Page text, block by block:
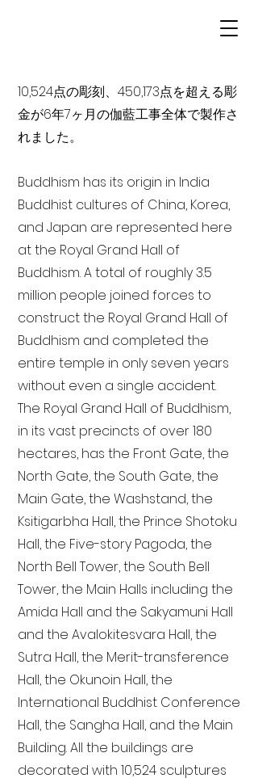
10,524点の彫刻、450,173点を超える彫
金が6年7ヶ月の伽藍工事全体で製作さ
れました。
Buddhism has its origin in India
Buddhist cultures of China, Korea,
and Japan are represented here
at the Royal Grand Hall of
Buddhism. A total of roughly 3.5
million people joined forces to
construct the Royal Grand Hall of
Buddhism and completed the
entire temple in only seven years
without even a single accident.
The Royal Grand Hall of Buddhism,
in its vast precincts of over 180
hectares, has the Front Gate, the
North Gate, the South Gate, the
Main Gate, the Washstand, the
Ksitigarbha Hall, the Prince Shotoku
Hall, the Five-story Pagoda, the
North Bell Tower, the South Bell
Tower, the Main Halls including the
Amida Hall and the Sakyamuni Hall
and the Avalokitesvara Hall, the
Sutra Hall, the Merit-transference
Hall, the Okunoin Hall, the
International Buddhist Conference
Hall, the Sangha Hall, and the Main
Building. All the buildings are
decorated with 10,524 sculptures